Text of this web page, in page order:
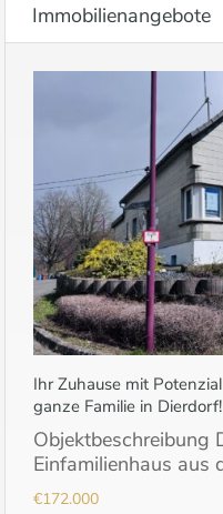
Immobilienangebote
Ihr Zuhause mit
ganze Familie in Dierdorf!
Objektbeschreibung
Einfamilienhaus aus
€172.000